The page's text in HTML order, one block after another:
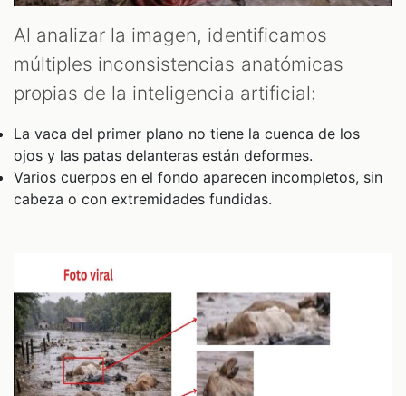
Al analizar la imagen, identificamos
múltiples inconsistencias anatómicas
propias de la inteligencia artificial:
La vaca del primer plano no tiene la cuenca de los
ojos y las patas delanteras están deformes.
Varios cuerpos en el fondo aparecen incompletos, sin
cabeza o con extremidades fundidas.